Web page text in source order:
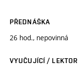
PŘEDNÁŠKA
26 hod., nepovinná
VYUČUJÍCÍ / LEKTOR